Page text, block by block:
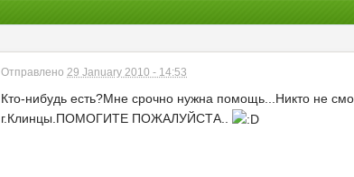
Отправлено 29 January 2010 - 14:53
Кто-нибудь есть?Мне срочно нужна помощь...Никто не
г.Клинцы.ПОМОГИТЕ ПОЖАЛУЙСТА..